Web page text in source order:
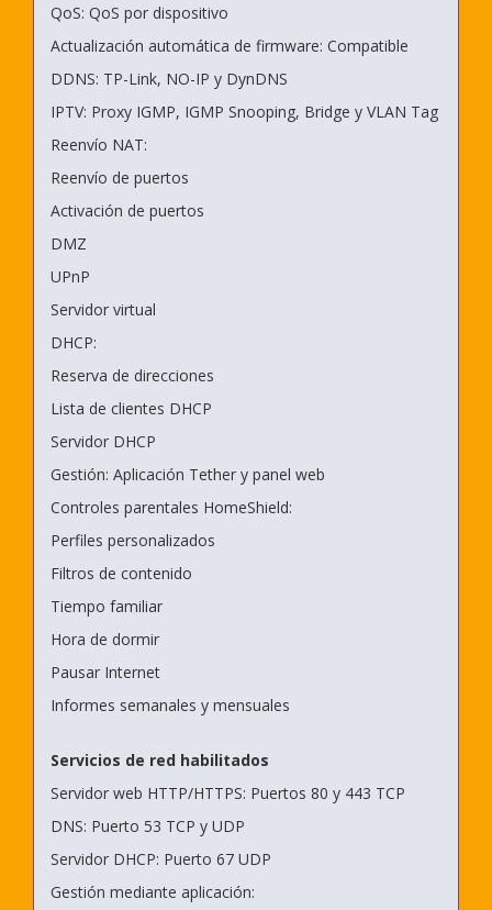
QoS: QoS por dispositivo
Actualización automática de firmware: Compatible
DDNS: TP-Link, NO-IP y DynDNS
IPTV: Proxy IGMP, IGMP Snooping, Bridge y VLAN Tag
Reenvío NAT:
Reenvío de puertos
Activación de puertos
DMZ
UPnP
Servidor virtual
DHCP:
Reserva de direcciones
Lista de clientes DHCP
Servidor DHCP
Gestión: Aplicación Tether y panel web
Controles parentales HomeShield:
Perfiles personalizados
Filtros de contenido
Tiempo familiar
Hora de dormir
Pausar Internet
Informes semanales y mensuales
Servicios de red habilitados
Servidor web HTTP/HTTPS: Puertos 80 y 443 TCP
DNS: Puerto 53 TCP y UDP
Servidor DHCP: Puerto 67 UDP
Gestión mediante aplicación: